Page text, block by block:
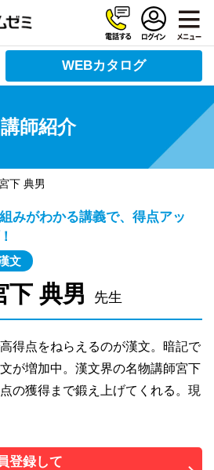
WEBカタログ
講師紹介
下 典男
みがわかる講義で、得点アッ
文
下 典男 先生
得点をねらえるのが漢文。暗記で
が増加中。漢文界の名物講師宮下
の獲得まで鍛え上げてくれる。現
登録して